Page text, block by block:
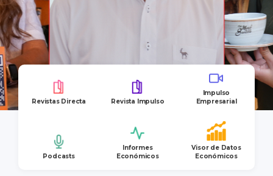
Revistas Directa Revista Impulso
Impulso
Empresarial
Podcasts
Informes
Económicos
Visor de Datos
Económicos